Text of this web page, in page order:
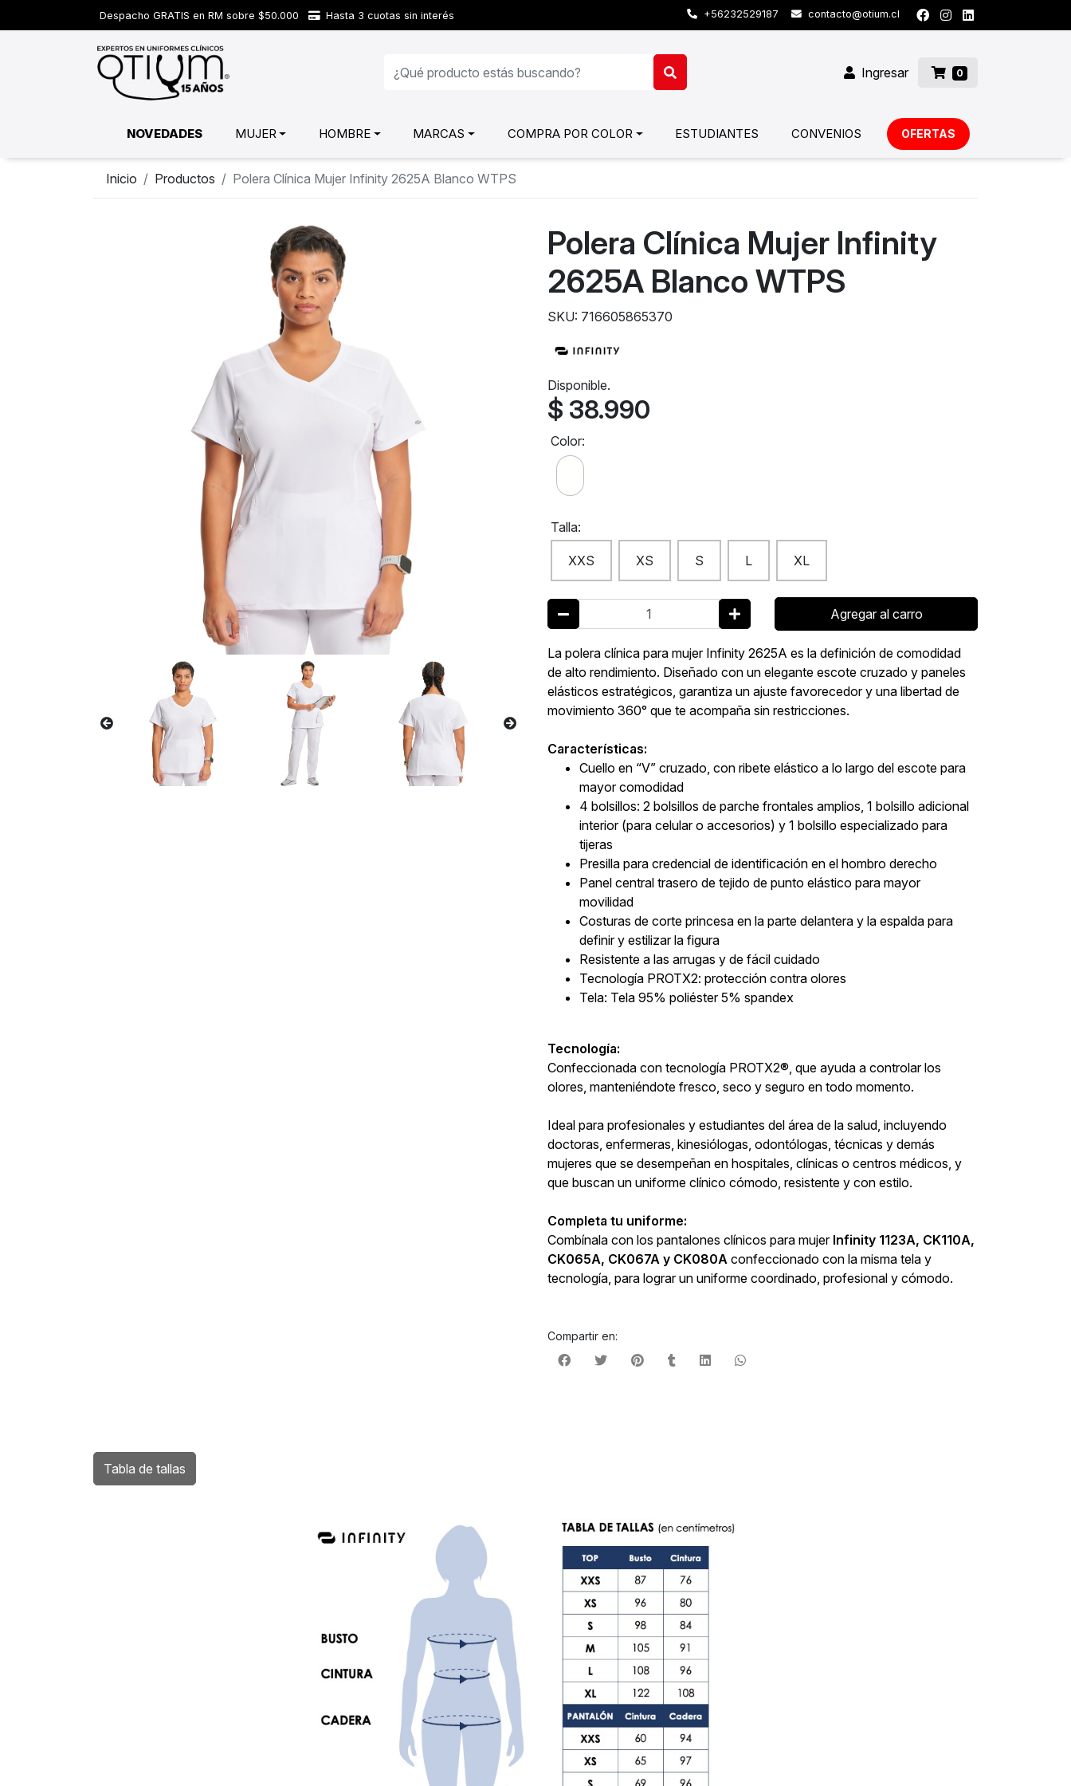
Despacho GRATIS en RM sobre $50.000 Hasta 3 cuotas sin interés +56232529187 contacto@otium.cl
Ingresar 0
NOVEDADES MUJER HOMBRE MARCAS COMPRA POR COLOR ESTUDIANTES CONVENIOS OFERTAS
Inicio Productos Polera Clínica Mujer Infinity 2625A Blanco WTPS
Polera Clínica Mujer Infinity
2625A Blanco WTPS
SKU: 716605865370
Disponible.
$ 38.990
Color:
Talla:
XXS XS S L XL
Agregar al carro
La polera clínica para mujer Infinity 2625A es la definición de comodidad
de alto rendimiento. Diseñado con un elegante escote cruzado y paneles
elásticos estratégicos, garantiza un ajuste favorecedor y una libertad de
movimiento 360° que te acompaña sin restricciones.
Características:
Cuello en “V” cruzado, con ribete elástico a lo largo del escote para
mayor comodidad
4 bolsillos: 2 bolsillos de parche frontales amplios, 1 bolsillo adicional
interior (para celular o accesorios) y 1 bolsillo especializado para
tijeras
Presilla para credencial de identificación en el hombro derecho
Panel central trasero de tejido de punto elástico para mayor
movilidad
Costuras de corte princesa en la parte delantera y la espalda para
definir y estilizar la figura
Resistente a las arrugas y de fácil cuidado
Tecnología PROTX2: protección contra olores
Tela: Tela 95% poliéster 5% spandex
Tecnología:
Confeccionada con tecnología PROTX2®, que ayuda a controlar los
olores, manteniéndote fresco, seco y seguro en todo momento.
Ideal para profesionales y estudiantes del área de la salud, incluyendo
doctoras, enfermeras, kinesiólogas, odontólogas, técnicas y demás
mujeres que se desempeñan en hospitales, clínicas o centros médicos, y
que buscan un uniforme clínico cómodo, resistente y con estilo.
Completa tu uniforme:
Combínala con los pantalones clínicos para mujer Infinity 1123A, CK110A,
CK065A, CK067A y CK080A confeccionado con la misma tela y
tecnología, para lograr un uniforme coordinado, profesional y cómodo.
Compartir en:
Tabla de tallas